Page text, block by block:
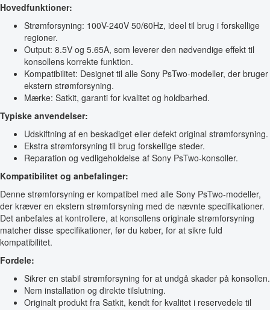
Hovedfunktioner:
Strømforsyning: 100V-240V 50/60Hz, ideel til brug i forskellige
regioner.
Output: 8.5V og 5.65A, som leverer den nødvendige effekt til
konsollens korrekte funktion.
Kompatibilitet: Designet til alle Sony PsTwo-modeller, der bruger
ekstern strømforsyning.
Mærke: Satkit, garanti for kvalitet og holdbarhed.
Typiske anvendelser:
Udskiftning af en beskadiget eller defekt original strømforsyning.
Ekstra strømforsyning til brug forskellige steder.
Reparation og vedligeholdelse af Sony PsTwo-konsoller.
Kompatibilitet og anbefalinger:
Denne strømforsyning er kompatibel med alle Sony PsTwo-modeller,
der kræver en ekstern strømforsyning med de nævnte specifikationer.
Det anbefales at kontrollere, at konsollens originale strømforsyning
matcher disse specifikationer, før du køber, for at sikre fuld
kompatibilitet.
Fordele:
Sikrer en stabil strømforsyning for at undgå skader på konsollen.
Nem installation og direkte tilslutning.
Originalt produkt fra Satkit, kendt for kvalitet i reservedele til